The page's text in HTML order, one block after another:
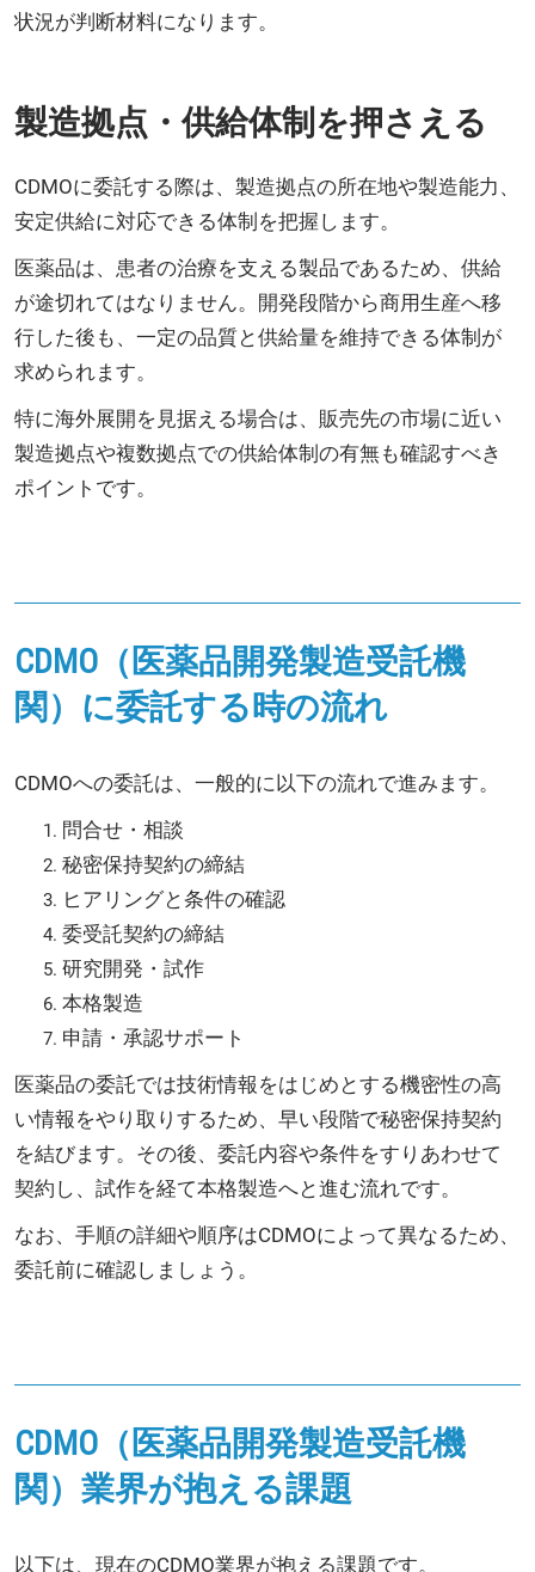
状況が判断材料になります。
製造拠点・供給体制を押さえる
CDMOに委託する際は、製造拠点の所在地や製造能力、
安定供給に対応できる体制を把握します。
医薬品は、患者の治療を支える製品であるため、供給
が途切れてはなりません。開発段階から商用生産へ移
行した後も、一定の品質と供給量を維持できる体制が
求められます。
特に海外展開を見据える場合は、販売先の市場に近い
製造拠点や複数拠点での供給体制の有無も確認すべき
ポイントです。
CDMO（医薬品開発製造受託機
関）に委託する時の流れ
CDMOへの委託は、一般的に以下の流れで進みます。
問合せ・相談
秘密保持契約の締結
ヒアリングと条件の確認
委受託契約の締結
研究開発・試作
本格製造
申請・承認サポート
医薬品の委託では技術情報をはじめとする機密性の高
い情報をやり取りするため、早い段階で秘密保持契約
を結びます。その後、委託内容や条件をすりあわせて
契約し、試作を経て本格製造へと進む流れです。
なお、手順の詳細や順序はCDMOによって異なるため、
委託前に確認しましょう。
CDMO（医薬品開発製造受託機
関）業界が抱える課題
以下は、現在のCDMO業界が抱える課題です。